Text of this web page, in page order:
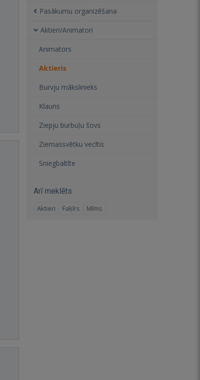
Pasākumu organizēšana
Aktieri/Animatori
Animators
Aktieris
Burvju mākslinieks
Klauns
Ziepju burbuļu šovs
Ziemassvētku vecītis
Sniegbaltīte
Arī meklēts
Aktieri Faķīrs Mīms